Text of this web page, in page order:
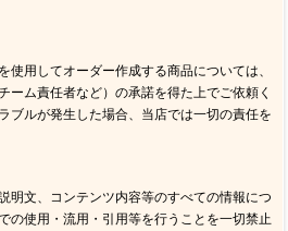
使用してオーダー作成する商品については、
ーム責任者など）の承諾を得た上でご依頼く
ブルが発生した場合、当店では一切の責任を
明文、コンテンツ内容等のすべての情報につ
の使用・流用・引用等を行うことを一切禁止